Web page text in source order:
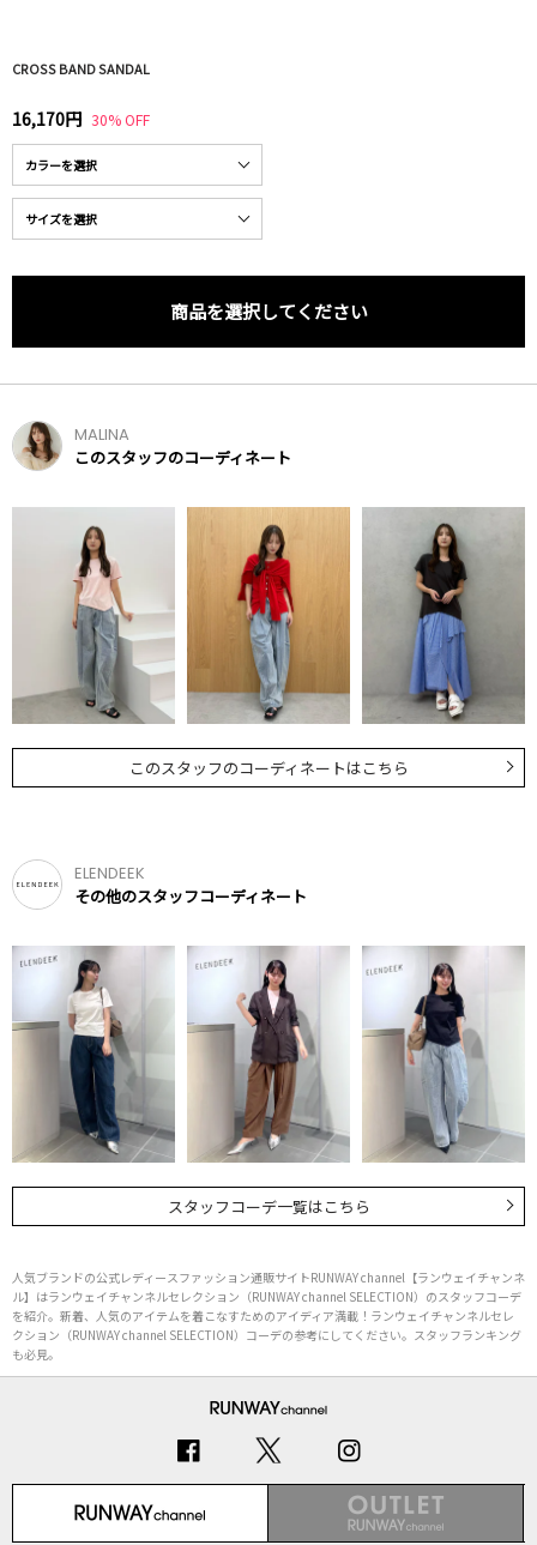
CROSS BAND SANDAL
16,170円 30% OFF
商品を選択してください
MALINA
このスタッフのコーディネート
このスタッフのコーディネートはこちら
ELENDEEK
その他のスタッフコーディネート
スタッフコーデ一覧はこちら
人気ブランドの公式レディースファッション通販サイトRUNWAY channel【ランウェイチャンネ
ル】はランウェイチャンネルセレクション（RUNWAY channel SELECTION）のスタッフコーデ
を紹介。新着、人気のアイテムを着こなすためのアイディア満載！ランウェイチャンネルセレ
クション（RUNWAY channel SELECTION）コーデの参考にしてください。スタッフランキング
も必見。